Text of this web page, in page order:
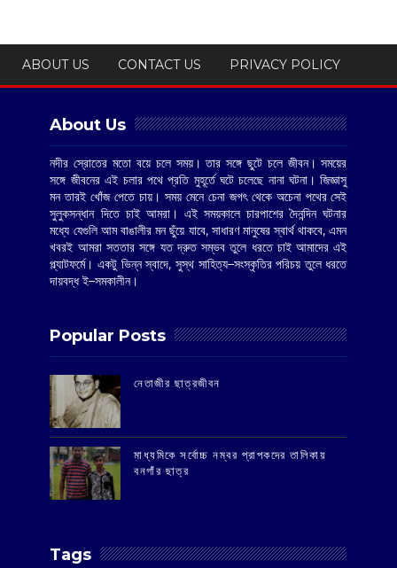
ABOUT US CONTACT US PRIVACY POLICY
About Us
নদীর স্রোতের মতো বয়ে চলে সময়। তার সঙ্গে ছুটে চলে জীবন। সময়ের
সঙ্গে জীবনের এই চলার পথে প্রতি মুহূর্তে ঘটে চলেছে নানা ঘটনা। জিজ্ঞাসু
মন তারই খোঁজ পেতে চায়। সময় মেনে চেনা জগৎ থেকে অচেনা পথের সেই
সুলুকসন্ধান দিতে চাই আমরা। এই সময়কালে চারপাশের দৈনন্দিন ঘটনার
মধ্যে যেগুলি আম বাঙালীর মন ছুঁয়ে যাবে, সাধারণ মানুষের স্বার্থ থাকবে, এমন
খবরই আমরা সততার সঙ্গে যত দ্রুত সম্ভব তুলে ধরতে চাই আমাদের এই
প্ল্যাটফর্মে। একটু ভিন্ন স্বাদে, সুস্থ সাহিত্য–সংস্কৃতির পরিচয় তুলে ধরতে
দায়বদ্ধ ই–সমকালীন।
Popular Posts
‌নেতাজীর ছাত্রজীবন
মাধ্যমিকে সর্বোচ্চ নম্বর প্রাপকদের তালিকায়
বনগাঁর ছাত্র
Tags